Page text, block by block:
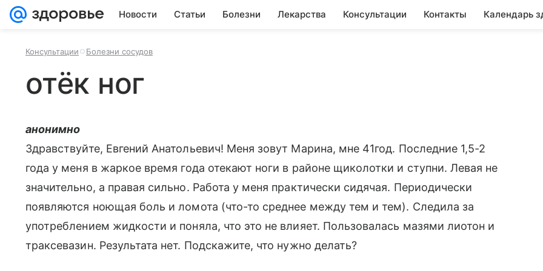
Новости Статьи Болезни Лекарства Консультации Контакты Календарь
Консультации Болезни сосудов
отёк ног
анонимно
Здравствуйте, Евгений Анатольевич! Меня зовут Марина, мне 41год. Последние 1,5-2
года у меня в жаркое время года отекают ноги в районе щиколотки и ступни. Левая не
значительно, а правая сильно. Работа у меня практически сидячая. Периодически
появляются ноющая боль и ломота (что-то среднее между тем и тем). Следила за
употреблением жидкости и поняла, что это не влияет. Пользовалась мазями лиотон и
траксевазин. Результата нет. Подскажите, что нужно делать?